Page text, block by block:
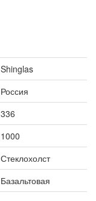
Shinglas
Россия
336
1000
Стеклохолст
Базальтовая